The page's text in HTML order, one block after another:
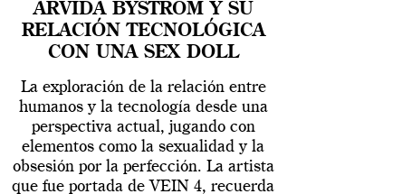
ARVIDA BYSTRÖM Y SU
RELACIÓN TECNOLÓGICA
CON UNA SEX DOLL
La exploración de la relación entre
humanos y la tecnología desde una
perspectiva actual, jugando con
elementos como la sexualidad y la
obsesión por la perfección. La artista
que fue portada de VEIN 4, recuerda